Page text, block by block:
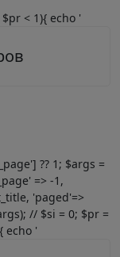
< 1){ echo '
?? 1; $args =
=> -1,
'paged'=>
// $si = 0; $pr =
echo '